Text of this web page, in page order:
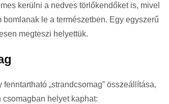
kerülni a nedves törlőkendőket is, mivel
le a természetben. Egy egyszerű
megteszi helyettük.
„strandcsomag” összeállítása,
helyet kaphat: